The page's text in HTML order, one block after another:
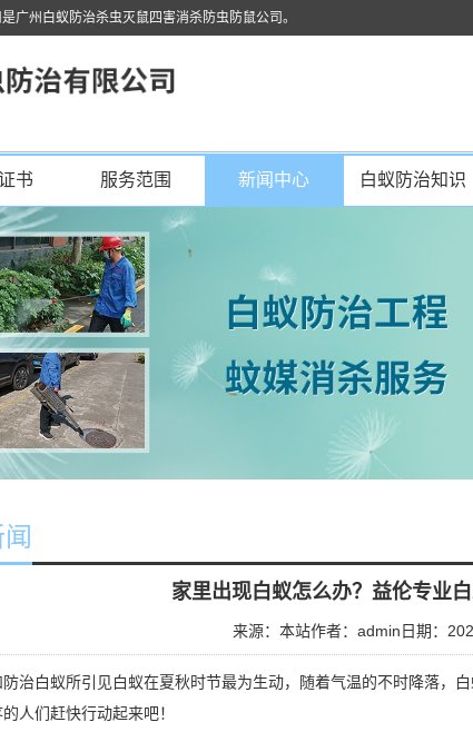
广州白蚁防治杀虫灭鼠四害消杀防虫防鼠公司。
书 服务范围 新闻中心 白蚁防治知识
家里出现白蚁怎么办？益伦专业
来源：本站作者：admin 日期：
防治白蚁所引见白蚁在夏秋时节最为生动，随着气温的不时降落，
人们赶快行动起来吧！